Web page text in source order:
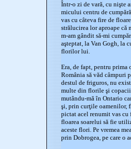
Într-o zi de vară, cu nişte
micului centru de
vas cu câteva fire de
strălucirea lor aproape că
m-am gândit să-mi
aşteptat, la Van Gogh, la
florilor lui.
Era, de fapt, pentru
România să văd câmpuri
destul de friguros, nu
multe din florile şi copacii
mutându-mă în Ontario
şi, prin curţile oamenilor,
pictat acel renumit vas cu
floarea soarelui să fie
aceste flori. Pe vremea
prin Dobrogea, pe care o